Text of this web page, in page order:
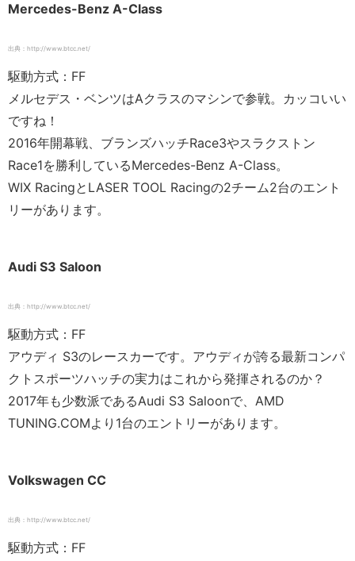
Mercedes-Benz A-Class
出典：http://www.btcc.net/
駆動方式：FF
メルセデス・ベンツはAクラスのマシンで参戦。カッコいい
ですね！
2016年開幕戦、ブランズハッチRace3やスラクストン
Race1を勝利しているMercedes-Benz A-Class。
WIX RacingとLASER TOOL Racingの2チーム2台のエント
リーがあります。
Audi S3 Saloon
出典：http://www.btcc.net/
駆動方式：FF
アウディ S3のレースカーです。アウディが誇る最新コンパ
クトスポーツハッチの実力はこれから発揮されるのか？
2017年も少数派であるAudi S3 Saloonで、AMD
TUNING.COMより1台のエントリーがあります。
Volkswagen CC
出典：http://www.btcc.net/
駆動方式：FF